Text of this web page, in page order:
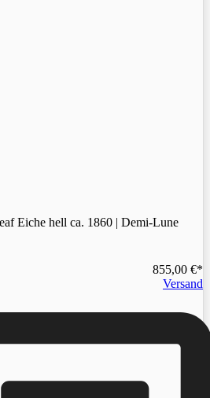
Eiche hell ca. 1860 | Demi-Lune
855,00 €
Versand